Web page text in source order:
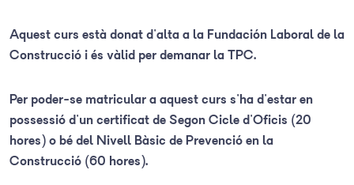
Aquest curs està donat d'alta a la Fundación Laboral de la
Construcció i és vàlid per demanar la TPC.
Per poder-se matricular a aquest curs s'ha d'estar en
possessió d'un certificat de Segon Cicle d'Oficis (20
hores) o bé del Nivell Bàsic de Prevenció en la
Construcció (60 hores).